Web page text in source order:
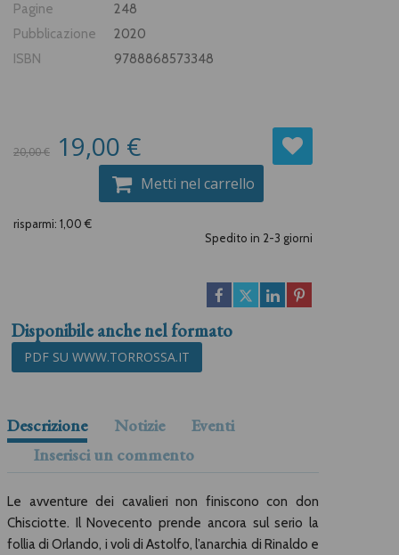
Pagine
248
Pubblicazione
2020
ISBN
9788868573348
20,00 € 19,00 €
Metti nel carrello
risparmi: 1,00 €
Spedito in 2-3 giorni
Disponibile anche nel formato
PDF SU WWW.TORROSSA.IT
Descrizione Notizie
Eventi
Inserisci un commento
Le avventure dei cavalieri non finiscono con don
Chisciotte. Il Novecento prende ancora sul serio la
follia di Orlando, i voli di Astolfo, l’anarchia di Rinaldo e